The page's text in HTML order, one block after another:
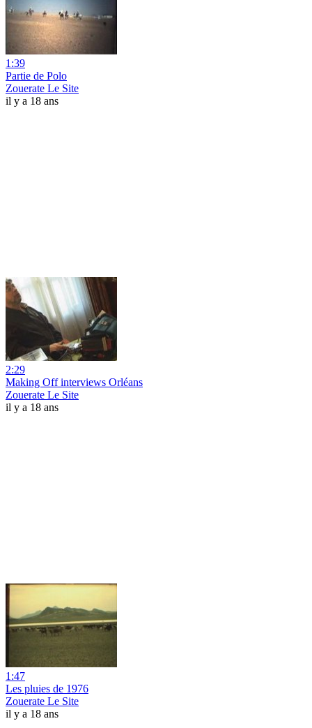
1:39
Partie de Polo
Zouerate Le Site
il y a 18 ans
2:29
Making Off interviews Orléans
Zouerate Le Site
il y a 18 ans
1:47
Les pluies de 1976
Zouerate Le Site
il y a 18 ans